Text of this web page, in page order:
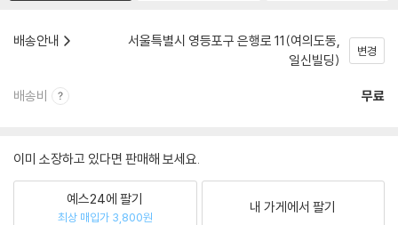
배송안내
서울특별시 영등포구 은행로 11(여의도동,
일신빌딩)
변경
배송비 무료
이미 소장하고 있다면 판매해 보세요.
예스24에 팔기
최상 매입가 3,800원
내 가게에서 팔기